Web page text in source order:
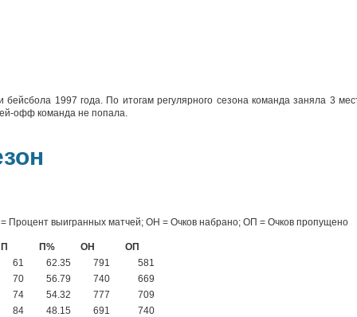
1997 года. По итогам регулярного сезона команда заняла 3
офф команда не попала.
Процент выигранных матчей; ОН = Очков набрано; ОП = Очков пропущено
П П% ОН
ОП
61 62.35 791
581
70 56.79 740
669
74 54.32 777
709
84 48.15 691
740